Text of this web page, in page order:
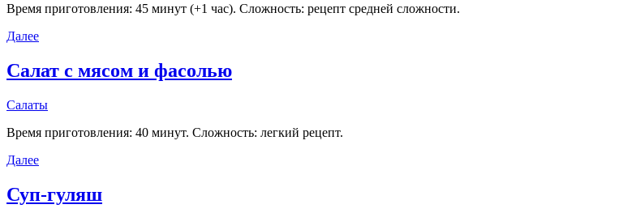
Время приготовления: 45 минут (+1 час). Сложность: рецепт средней сложности.
Далее
Салат с мясом и фасолью
Салаты
Время приготовления: 40 минут. Сложность: легкий рецепт.
Далее
Суп-гуляш